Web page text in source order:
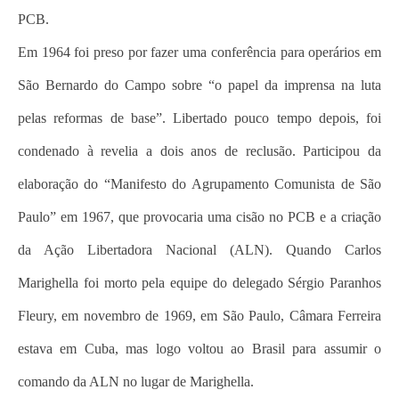
PCB.
Em 1964 foi preso por fazer uma conferência para operários em
São Bernardo do Campo sobre “o papel da imprensa na luta
pelas reformas de base”. Libertado pouco tempo depois, foi
condenado à revelia a dois anos de reclusão. Participou da
elaboração do “Manifesto do Agrupamento Comunista de São
Paulo” em 1967, que provocaria uma cisão no PCB e a criação
da Ação Libertadora Nacional (ALN). Quando Carlos
Marighella foi morto pela equipe do delegado Sérgio Paranhos
Fleury, em novembro de 1969, em São Paulo, Câmara Ferreira
estava em Cuba, mas logo voltou ao Brasil para assumir o
comando da ALN no lugar de Marighella.